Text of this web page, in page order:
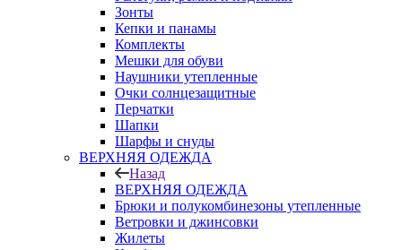
Зонты
Кепки и панамы
Комплекты
Мешки для обуви
Наушники утепленные
Очки солнцезащитные
Перчатки
Шапки
Шарфы и снуды
ВЕРХНЯЯ ОДЕЖДА
Назад
ВЕРХНЯЯ ОДЕЖДА
Брюки и полукомбинезоны утепленные
Ветровки и джинсовки
Жилеты